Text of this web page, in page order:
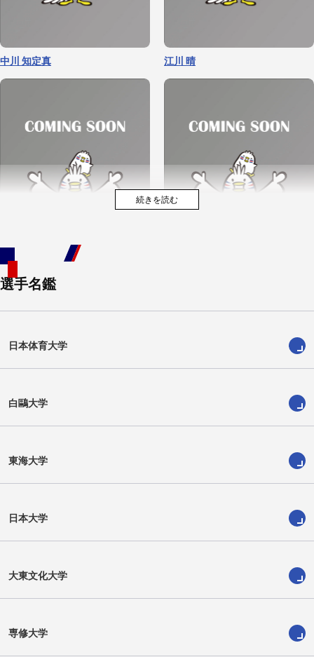
中川 知定真 江川 晴
十返 翔里 宮崎 忍
選手名鑑
日本体育大学
白鷗大学
東海大学
日本大学
大東文化大学
専修大学